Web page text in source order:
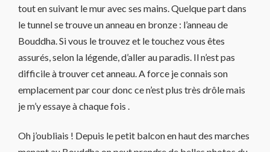
tout en suivant le mur avec ses mains. Quelque part dans
le tunnel se trouve un anneau en bronze : l’anneau de
Bouddha. Si vous le trouvez et le touchez vous êtes
assurés, selon la légende, d’aller au paradis. Il n’est pas
difficile à trouver cet anneau. A force je connais son
emplacement par cour donc ce n’est plus très drôle mais
je m’y essaye à chaque fois .
Oh j’oubliais ! Depuis le petit balcon en haut des marches